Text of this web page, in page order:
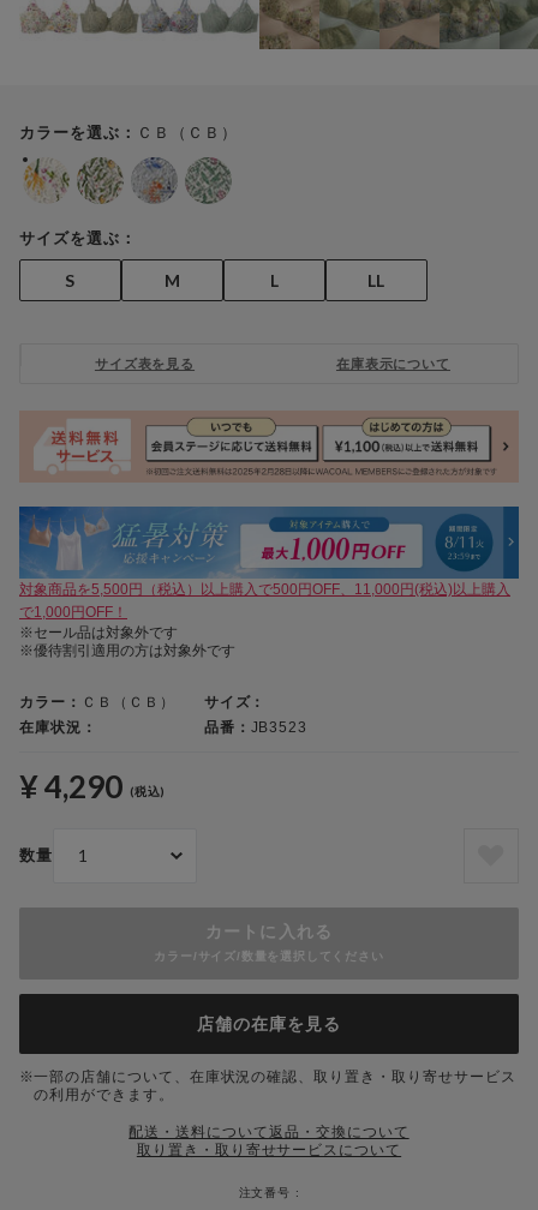
カラーを選ぶ： ＣＢ（ＣＢ）
サイズを選ぶ：
S M L LL
サイズ表を見る 在庫表示について
対象商品を5,500円（税込）以上購入で500円OFF、11,000円(税込)以上購入
で1,000円OFF！
※セール品は対象外です
※優待割引適用の方は対象外です
カラー： ＣＢ（ＣＢ）
サイズ：
在庫状況：
品番： JB3523
¥ 4,290 (税込)
数量
カートに入れる
カラー/サイズ/数量を選択してください
店舗の在庫を見る
一部の店舗について、在庫状況の確認、取り置き・取り寄せサービス
の利用ができます。
配送・送料について返品・交換について
取り置き・取り寄せサービスについて
注文番号 :